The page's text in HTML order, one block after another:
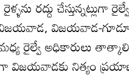
రద్దు
విజయవాడ-
రైల్వే అధికారులు
నిత్యం